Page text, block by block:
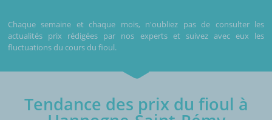
Chaque semaine et chaque mois, n'oubliez pas de consulter les
actualités prix rédigées par nos experts et suivez avec eux les
fluctuations du cours du fioul.
Tendance des prix du fioul à